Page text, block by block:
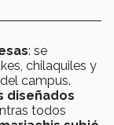
: se
chilaquiles y
campus.
diseñados
todos